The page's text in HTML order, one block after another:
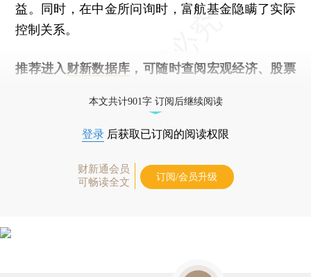
益。同时，在中金所问询时，富航基金隐瞒了实际
控制关系。
推荐进入 财新数据库 ，可随时查阅宏观经济、股票
本文共计901字 订阅后继续阅读
登录 后获取已订阅的阅读权限
财新通会员
可畅读全文
订阅/会员升级